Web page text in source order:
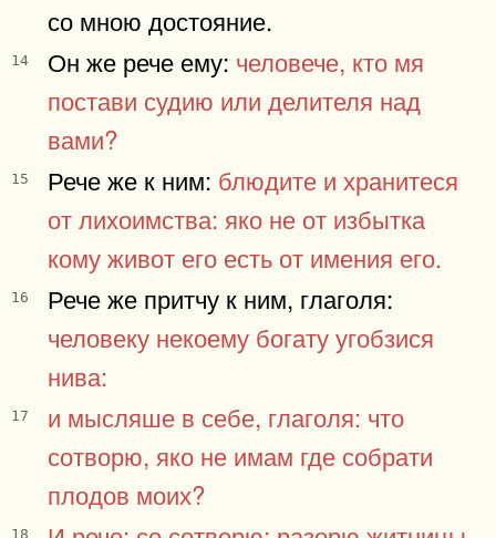
со мною достояние.
14 Он же рече ему: человече, кто мя
постави судию или делителя над
вами?
15 Рече же к ним: блюдите и хранитеся
от лихоимства: яко не от избытка
кому живот его есть от имения его.
16
Рече же притчу к ним, глаголя:
человеку некоему богату угобзися
нива:
17
и мысляше в себе, глаголя: что
сотворю, яко не имам где собрати
плодов моих?
18